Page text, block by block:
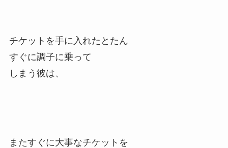
チケットを手に入れたとたん
すぐに調子に乗って
しまう彼は、
またすぐに大事なチケットを